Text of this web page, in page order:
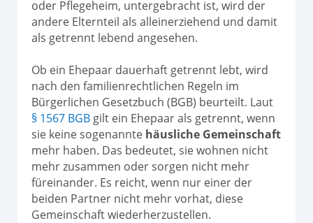
oder Pflegeheim, untergebracht ist, wird der
andere Elternteil als alleinerziehend und damit
als getrennt lebend angesehen.
Ob ein Ehepaar dauerhaft getrennt lebt, wird
nach den familienrechtlichen Regeln im
Bürgerlichen Gesetzbuch (BGB) beurteilt. Laut
§ 1567 BGB gilt ein Ehepaar als getrennt, wenn
sie keine sogenannte häusliche Gemeinschaft
mehr haben. Das bedeutet, sie wohnen nicht
mehr zusammen oder sorgen nicht mehr
füreinander. Es reicht, wenn nur einer der
beiden Partner nicht mehr vorhat, diese
Gemeinschaft wiederherzustellen.